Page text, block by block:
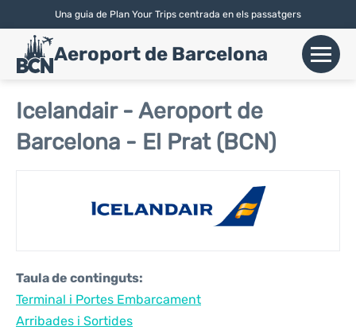
Una guia de Plan Your Trips centrada en els passatgers
English|Español| Català
Aeroport de Barcelona
Vols
Aerolínies
Transport
Icelandair - Aeroport de
Barcelona - El Prat (BCN)
Taula de continguts:
Terminal i Portes Embarcament
Arribades i Sortides